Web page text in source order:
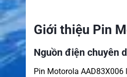
Giới thiệu Pin
Nguồn điện chuyên
Pin Motorola